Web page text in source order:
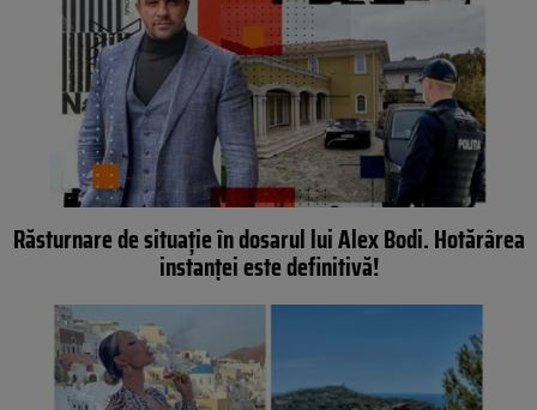
Răsturnare de situație în dosarul lui Alex Bodi. Hotărârea
instanței este definitivă!